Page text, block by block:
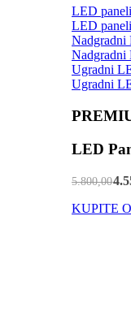
LED
LED
Nadgradni
Nadgradni
Ugradni
Ugradni
LED
5.800,00
KUPITE